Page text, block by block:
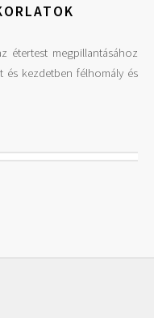
étertest megpillantásához
és kezdetben félhomály és